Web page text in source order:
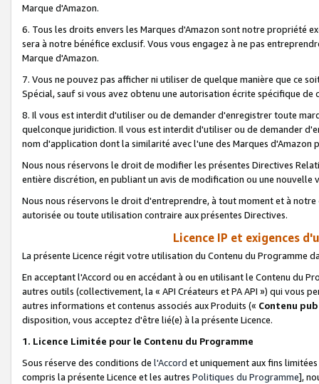
Marque d'Amazon.
6. Tous les droits envers les Marques d'Amazon sont notre propriété
sera à notre bénéfice exclusif. Vous vous engagez à ne pas
Marque d'Amazon.
7. Vous ne pouvez pas afficher ni utiliser de quelque manière que ce
Spécial, sauf si vous avez obtenu une autorisation écrite spécifique de
8. Il vous est interdit d'utiliser ou de demander d'enregistrer toute
quelconque juridiction. Il vous est interdit d'utiliser ou de demander
nom d'application dont la similarité avec l'une des Marques
Nous nous réservons le droit de modifier les présentes Directives
entière discrétion, en publiant un avis de modification ou une nouvelle
Nous nous réservons le droit d'entreprendre, à tout moment et à
autorisée ou toute utilisation contraire aux présentes Directives.
Licence IP et exigences
La présente Licence régit votre utilisation du Contenu du Programme
En acceptant l'Accord ou en accédant à ou en utilisant le Contenu du
autres outils (collectivement, la « API Créateurs et PA API ») qui vous
autres informations et contenus associés aux Produits (« Contenu
disposition, vous acceptez d'être lié(e) à la présente Licence.
1. Licence Limitée pour le Contenu du Programme
Sous réserve des conditions de l'Accord et uniquement aux fins
compris la présente Licence et les autres Politiques du Programme],